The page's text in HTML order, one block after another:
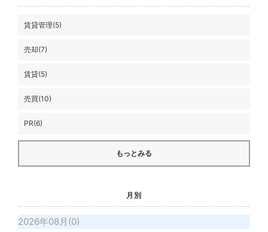
賃貸管理(5)
売却(7)
賃貸(5)
売買(10)
PR(6)
もっとみる
月別
2026年08月(0)